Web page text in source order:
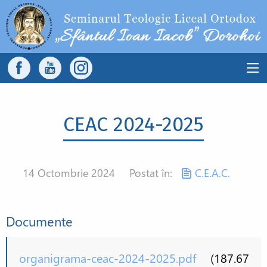
Sari la conținutul principal
Main
CEAC 2024-2025
14 Octombrie 2024 Postat în: C.E.A.C.
Documente
organigrama-ceac-2024-2025.pdf (187.67